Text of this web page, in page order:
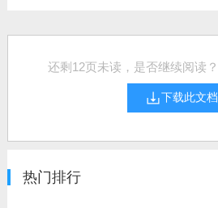
还剩 12页未读，是否继续阅读？
下载此文档
热门排行